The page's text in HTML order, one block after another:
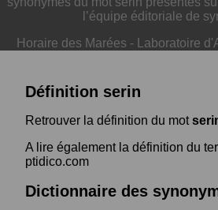
l’équipe éditoriale de
Horaire des Marées - Laboratoire
Définition serin
Retrouver la définition du mot
A lire également la définition du
ptidico.com
Dictionnaire des